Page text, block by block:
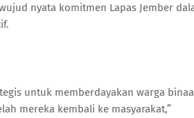
nyata komitmen Lapas Jember
untuk memberdayakan warga
mereka kembali ke masyarakat,”